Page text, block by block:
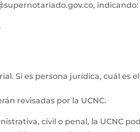
indicando:
Si es persona jurídica, cuál es
revisadas por la UCNC.
civil o penal, la UCNC